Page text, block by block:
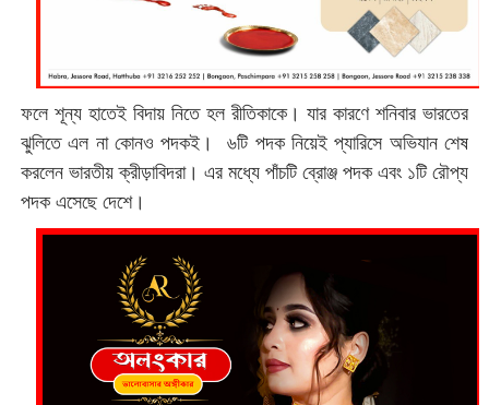
ফলে শূন্য হাতেই বিদায় নিতে হল রীতিকাকে। যার কারণে শনিবার ভারতের
ঝুলিতে এল না কোনও পদকই। ৬টি পদক নিয়েই প্যারিসে অভিযান শেষ
করলেন ভারতীয় ক্রীড়াবিদরা। এর মধ্যে পাঁচটি ব্রোঞ্জ পদক এবং ১টি রৌপ্য
পদক এসেছে দেশে।